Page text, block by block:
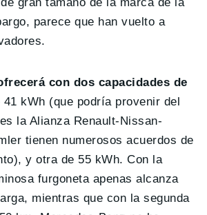
parece que han vuelto a
con dos capacidades de
41 kWh (que podría provenir del
la Alianza Renault-Nissan-
tienen numerosos acuerdos de
y otra de 55 kWh. Con la
furgoneta apenas alcanza
mientras que con la segunda